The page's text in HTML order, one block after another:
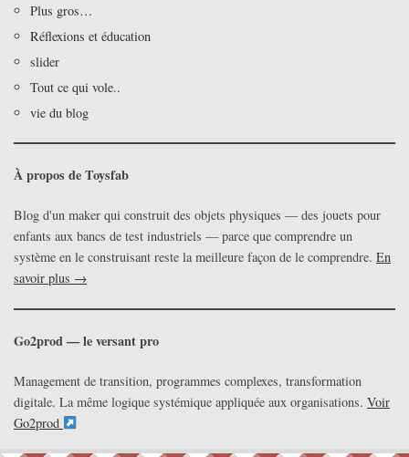
Plus gros…
Réflexions et éducation
slider
Tout ce qui vole..
vie du blog
À propos de Toysfab
Blog d'un maker qui construit des objets physiques — des jouets pour
enfants aux bancs de test industriels — parce que comprendre un
système en le construisant reste la meilleure façon de le comprendre. En
savoir plus →
Go2prod — le versant pro
Management de transition, programmes complexes, transformation
digitale. La même logique systémique appliquée aux organisations. Voir
Go2prod